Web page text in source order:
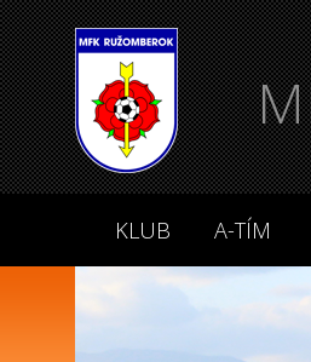
KLUB A-TÍM